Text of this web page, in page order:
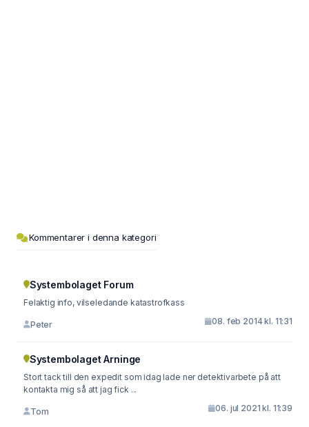
Kommentarer i denna kategori
Systembolaget Forum
Felaktig info, vilseledande katastrofkass
Peter 08. feb 2014 kl. 11:31
Systembolaget Arninge
Stort tack till den expedit som idag lade ner detektivarbete på att
kontakta mig så att jag fick ...
Tom 06. jul 2021 kl. 11:39